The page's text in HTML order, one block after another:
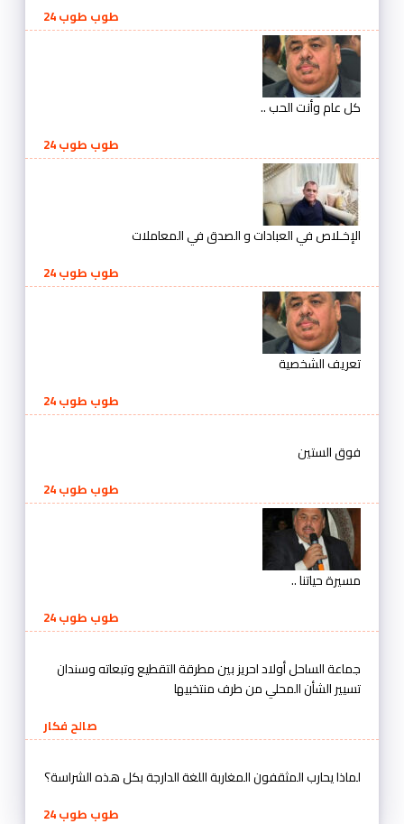
طوب طوب 24
كل عام وأنت الحب ..
طوب طوب 24
الإخـلاص في العبادات و الصدق في المعاملات
طوب طوب 24
تعريف الشخصية
طوب طوب 24
فوق الستين
طوب طوب 24
مسيرة حياتنا ..
طوب طوب 24
جماعة الساحل أولاد احريز بين مطرقة التقطيع وتبعاته وسندان
تسيير الشأن المحلي من طرف منتخبيها
صالح فكار
لماذا يحارب المثقفون المغاربة اللغة الدارجة بكل هذه الشراسة؟
طوب طوب 24